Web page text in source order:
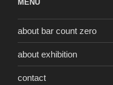
MENU
about bar count zero
about exhibition
contact